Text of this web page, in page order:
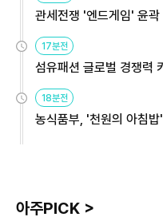
관세전쟁 '엔드게임' 윤
17분전
섬유패션 글로벌 경쟁력
18분전
농식품부, '천원의 아침
아주PICK >